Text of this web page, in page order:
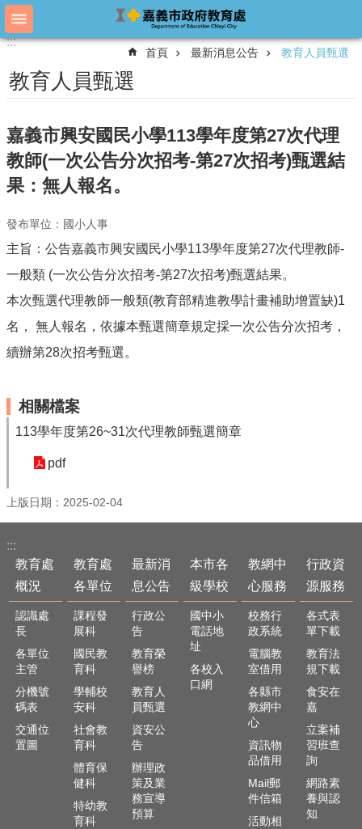
跳到主要內容區塊
進
搜
尋
教
育
處
況
教
育
處
各
位
消
息
公
市
學
校
教
網
中
心
服
行
政
資
::::::
首頁 最新消息公告 教育人員甄選
教育人員甄選
嘉義市興安國民小學113學年度第27次代理
教師(一次公告分次招考-第27次招考)甄選結
果：無⼈報名。
發布單位：國小人事
主旨：公告嘉義市興安國民小學113學年度第27次代理教師-
一般類 (一次公告分次招考-第27次招考)甄選結果。
本次甄選代理教師一般類(教育部精進教學計畫補助增置缺)1
名， 無人報名，依據本甄選簡章規定採一次公告分次招考，
續辦第28次招考甄選。
相關檔案
113學年度第26~31次代理教師甄選簡章
pdf
上版日期：2025-02-04
:::
教育處
概況
認識處
長
各單位
主管
分機號
碼表
交通位
置圖
教育處
各單位
課程發
展科
國民教
育科
學輔校
安科
社會教
育科
體育保
健科
特幼教
育科
最新消
息公告
行政公
告
教育榮
譽榜
教育人
員甄選
資安公
告
辦理政
策及業
務宣導
預算
本市各
級學校
國中小
電話地
址
各校入
口網
教網中
心服務
校務行
政系統
電腦教
室借用
各縣市
教網中
心
資訊物
品借用
Mail郵
件信箱
活動相
行政資
源服務
各式表
單下載
教育法
規下載
食安在
嘉
立案補
習班查
詢
網路素
養與認
知